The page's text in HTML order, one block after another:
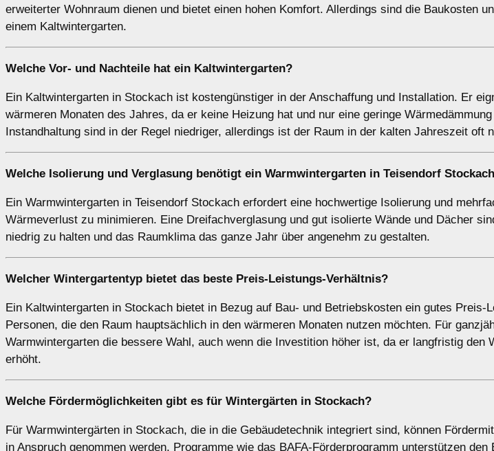
erweiterter Wohnraum dienen und bietet einen hohen Komfort. Allerdings sind die Baukosten
einem Kaltwintergarten.
Welche Vor- und Nachteile hat ein Kaltwintergarten?
Ein Kaltwintergarten in Stockach ist kostengünstiger in der Anschaffung und Installation. Er
wärmeren Monaten des Jahres, da er keine Heizung hat und nur eine geringe
Instandhaltung sind in der Regel niedriger, allerdings ist der Raum in der kalten Jahreszeit oft
Welche Isolierung und Verglasung benötigt ein Warmwintergarten in Teisendorf
Ein Warmwintergarten in Teisendorf Stockach erfordert eine hochwertige Isolierung und
Wärmeverlust zu minimieren. Eine Dreifachverglasung und gut isolierte Wände und Dächer
niedrig zu halten und das Raumklima das ganze Jahr über angenehm zu gestalten.
Welcher Wintergartentyp bietet das beste Preis-Leistungs-Verhältnis?
Ein Kaltwintergarten in Stockach bietet in Bezug auf Bau- und Betriebskosten ein gutes Preis-
Personen, die den Raum hauptsächlich in den wärmeren Monaten nutzen möchten. Für
Warmwintergarten die bessere Wahl, auch wenn die Investition höher ist, da er langfristig den
erhöht.
Welche Fördermöglichkeiten gibt es für Wintergärten in Stockach?
Für Warmwintergärten in Stockach, die in die Gebäudetechnik integriert sind, können
in Anspruch genommen werden. Programme wie das BAFA-Förderprogramm unterstützen